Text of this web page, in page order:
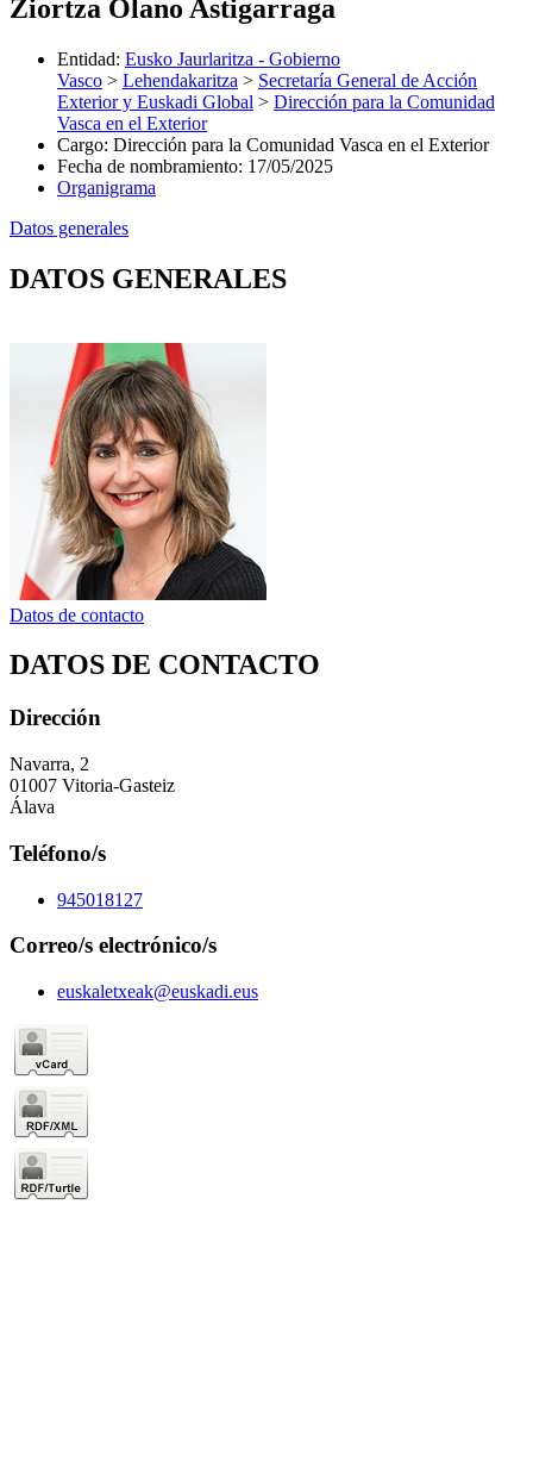
Ziortza Olano Astigarraga
Entidad: Eusko Jaurlaritza - Gobierno
Vasco > Lehendakaritza > Secretaría General de Acción
Exterior y Euskadi Global > Dirección para la Comunidad
Vasca en el Exterior
Cargo: Dirección para la Comunidad Vasca en el Exterior
Fecha de nombramiento: 17/05/2025
Organigrama
Datos generales
DATOS GENERALES
Datos de contacto
DATOS DE CONTACTO
Dirección
Navarra, 2
01007 Vitoria-Gasteiz
Álava
Teléfono/s
945018127
Correo/s electrónico/s
euskaletxeak@euskadi.eus